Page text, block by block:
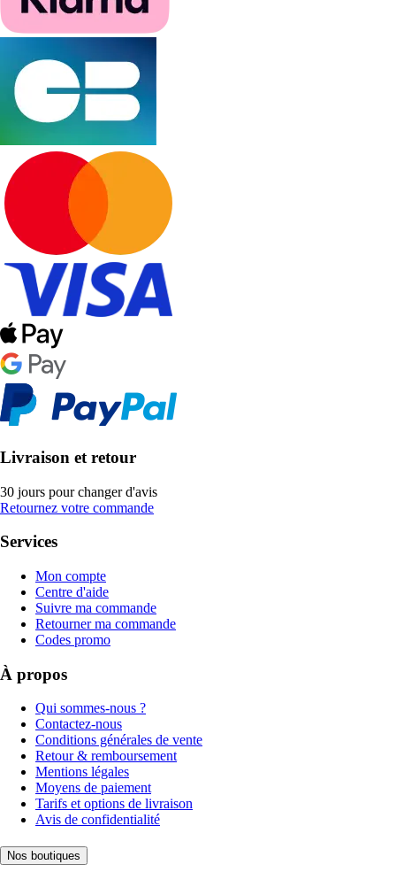
Livraison et retour
30 jours pour changer d'avis
Retournez votre commande
Services
Mon compte
Centre d'aide
Suivre ma commande
Retourner ma commande
Codes promo
À propos
Qui sommes-nous ?
Contactez-nous
Conditions générales de vente
Retour & remboursement
Mentions légales
Moyens de paiement
Tarifs et options de livraison
Avis de confidentialité
Nos boutiques